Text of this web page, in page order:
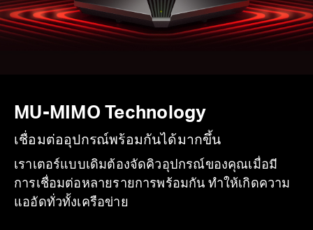
MU-MIMO Technology
เชื่อมต่ออุปกรณ์พร้อมกันได้มากขึ้น
เราเตอร์แบบเดิมต้องจัดคิวอุปกรณ์ของคุณเมื่อมี
การเชื่อมต่อหลายรายการพร้อมกัน ทำให้เกิดความ
แออัดทั่วทั้งเครือข่าย